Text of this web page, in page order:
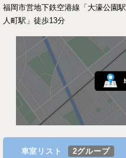
福岡市営地下鉄空港線「大濠公園
人町駅」徒歩13分
車室リスト 2グループ